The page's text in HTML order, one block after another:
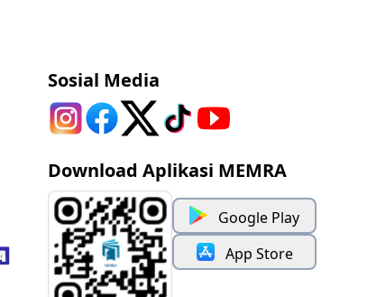
Sosial Media
Download Aplikasi MEMRA
Google Play
App Store